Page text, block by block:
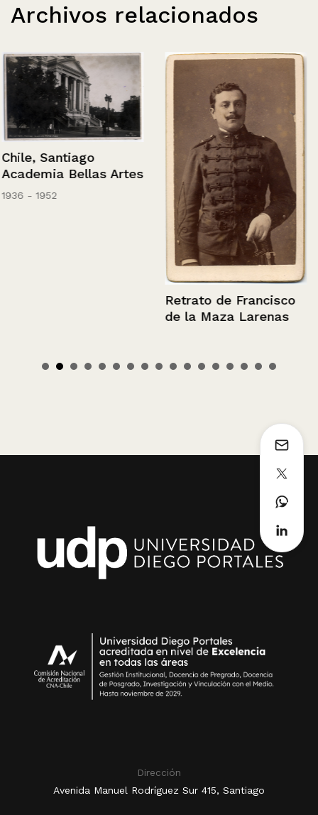
Archivos relacionados
Chile, Santiago
Academia Bellas Artes
1936 - 1952
Retrato de Francisco
de la Maza Larenas
Dirección
Avenida Manuel Rodríguez Sur 415, Santiago